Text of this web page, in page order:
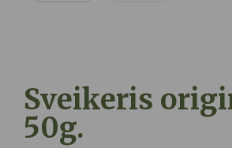
Sveikeris
50g.